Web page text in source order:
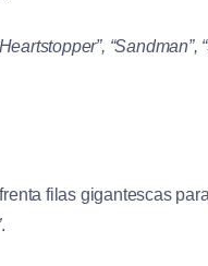
“Sandman”,
filas gigantescas para
.